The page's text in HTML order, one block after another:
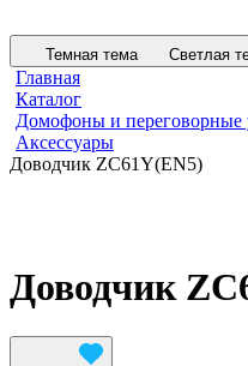
Темная тема Светлая
Главная
Каталог
Домофоны и переговорные
Аксессуары
Доводчик ZC61Y(EN5)
Доводчик